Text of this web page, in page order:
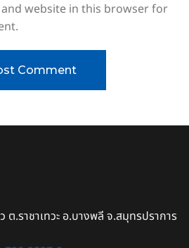
and website in this browser for
.ราชาเทวะ อ.บางพลี จ.สมุทรปราการ